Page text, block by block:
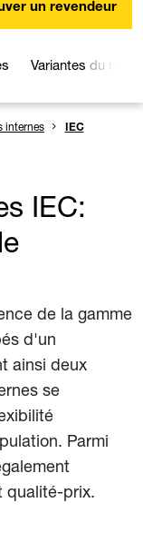
un revendeur
Variantes du
internes IEC
IEC:
de la gamme
d'un
ainsi deux
se
Parmi
qualité-prix.